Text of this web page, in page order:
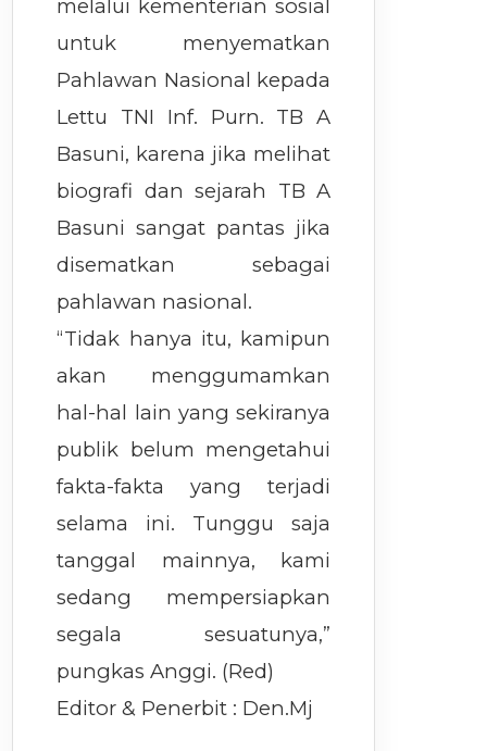
melalui kementerian sosial
untuk menyematkan
Pahlawan Nasional kepada
Lettu TNI Inf. Purn. TB A
Basuni, karena jika melihat
biografi dan sejarah TB A
Basuni sangat pantas jika
disematkan sebagai
pahlawan nasional.
“Tidak hanya itu, kamipun
akan menggumamkan
hal-hal lain yang sekiranya
publik belum mengetahui
fakta-fakta yang terjadi
selama ini. Tunggu saja
tanggal mainnya, kami
sedang mempersiapkan
segala sesuatunya,”
pungkas Anggi. (Red)
Editor & Penerbit : Den.Mj